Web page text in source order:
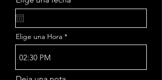
e
e
Elige una Hora
02:30 PM